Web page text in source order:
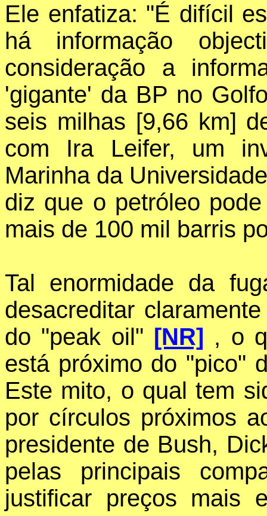
Ele enfatiza: "É difícil
há informação
consideração a
'gigante' da BP no
seis milhas [9,66 km]
com Ira Leifer, um
Marinha da
diz que o petróleo
mais de 100 mil barris
Tal enormidade da
desacreditar
do "peak oil" [NR]
, o
está próximo do "pico"
Este mito, o qual tem
por círculos próximos
presidente de Bush,
pelas principais
justificar preços mais